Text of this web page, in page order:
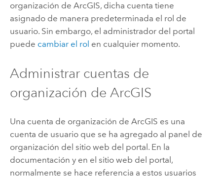
organización de ArcGIS, dicha cuenta tiene
asignado de manera predeterminada el rol de
usuario. Sin embargo, el administrador del portal
puede cambiar el rol en cualquier momento.
Administrar cuentas de
organización de ArcGIS
Una cuenta de organización de ArcGIS es una
cuenta de usuario que se ha agregado al panel de
organización del sitio web del portal. En la
documentación y en el sitio web del portal,
normalmente se hace referencia a estos usuarios